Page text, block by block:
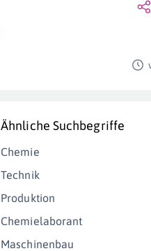
Ähnliche Suchbegriffe
Chemie
Technik
Produktion
Chemielaborant
Maschinenbau